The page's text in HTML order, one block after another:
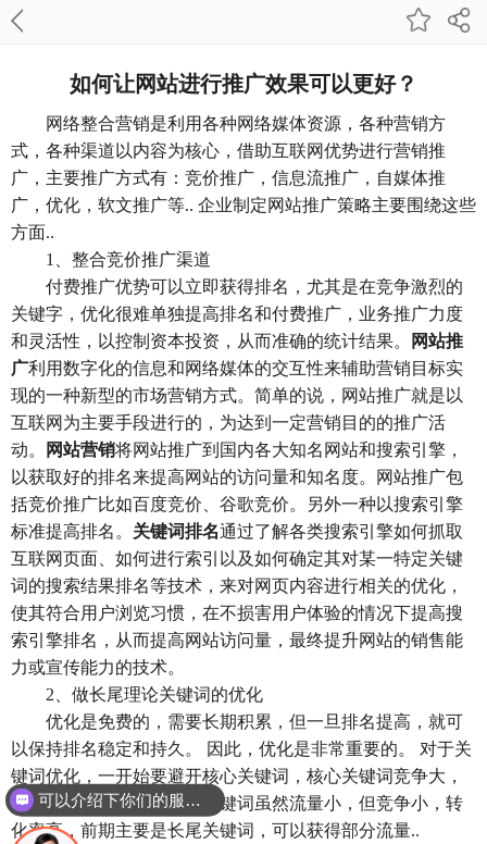
如何让网站进行推广效果可以更好？
网络整合营销是利用各种网络媒体资源，各种营销方
式，各种渠道以内容为核心，借助互联网优势进行营销推
广，主要推广方式有：竞价推广，信息流推广，自媒体推
广，优化，软文推广等.. 企业制定网站推广策略主要围绕这些
方面..
1、整合竞价推广渠道
付费推广优势可以立即获得排名，尤其是在竞争激烈的
关键字，优化很难单独提高排名和付费推广，业务推广力度
和灵活性，以控制资本投资，从而准确的统计结果。
网站推
广利用数字化的信息和网络媒体的交互性来辅助营销目标实
现的一种新型的市场营销方式。简单的说，网站推广就是以
互联网为主要手段进行的，为达到一定营销目的的推广活
动。
网站营销将网站推广到国内各大知名网站和搜索引擎，
以获取好的排名来提高网站的访问量和知名度。网站推广包
括竞价推广比如百度竞价、谷歌竞价。另外一种以搜索引擎
标准提高排名。 关键词排名通过了解各类搜索引擎如何抓取
互联网页面、如何进行索引以及如何确定其对某一特定关键
词的搜索结果排名等技术，来对网页内容进行相关的优化，
使其符合用户浏览习惯，在不损害用户体验的情况下提高搜
索引擎排名，从而提高网站访问量，最终提升网站的销售能
力或宣传能力的技术。
2、做长尾理论关键词的优化
优化是免费的，需要长期积累，但一旦排名提高，就可
以保持排名稳定和持久。 因此，优化是非常重要的。 对于关
键词优化，一开始要避开核心关键词，核心关键词竞争大，
短期内难以优化；而长尾关键词虽然流量小，但竞争小，转
化率高，前期主要是长尾关键词，可以获得部分流量..
可以介绍下你们的服务么？